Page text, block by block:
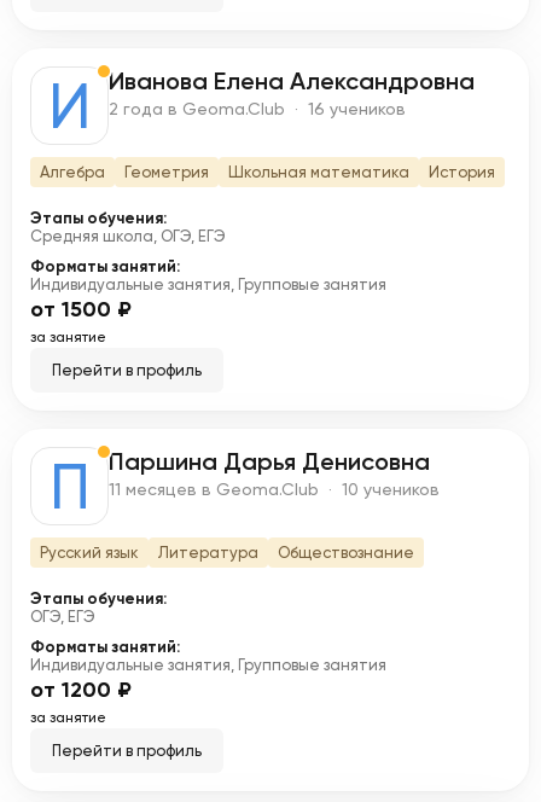
И Иванова Елена Александровна
2 года в Geoma.Club · 16 учеников
Алгебра Геометрия Школьная математика История
Этапы обучения:
Средняя школа, ОГЭ, ЕГЭ
Форматы занятий:
Индивидуальные занятия, Групповые занятия
от 1500 ₽
за занятие
Перейти в профиль
П Паршина Дарья Денисовна
11 месяцев в Geoma.Club · 10 учеников
Русский язык Литература Обществознание
Этапы обучения:
ОГЭ, ЕГЭ
Форматы занятий:
Индивидуальные занятия, Групповые занятия
от 1200 ₽
за занятие
Перейти в профиль